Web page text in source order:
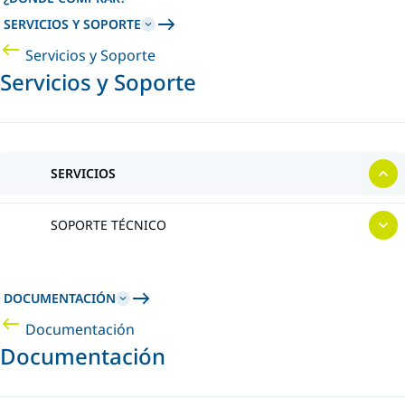
SERVICIOS Y SOPORTE
Servicios y Soporte
Servicios y Soporte
SERVICIOS
SOPORTE TÉCNICO
DOCUMENTACIÓN
Documentación
Documentación